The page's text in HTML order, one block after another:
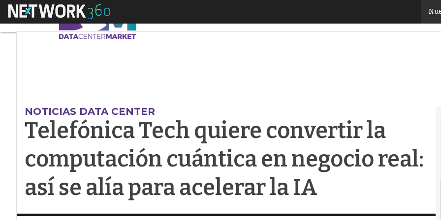
Menú Telefónica Tech quiere convertir la computación cuántica en negocio
NOTICIAS DATA CENTER
Telefónica Tech quiere convertir la
computación cuántica en negocio real:
así se alía para acelerar la IA